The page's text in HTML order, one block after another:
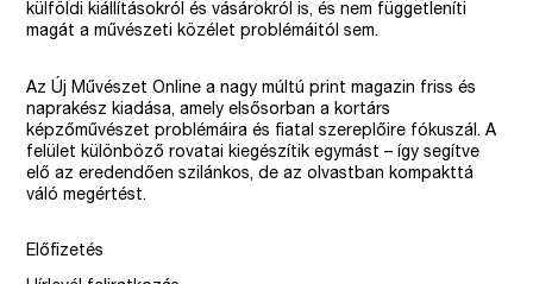
külföldi kiállításokról és vásárokról is, és nem függetleníti
magát a művészeti közélet problémáitól sem.
Az Új Művészet Online a nagy múltú print magazin friss és
naprakész kiadása, amely elsősorban a kortárs
képzőművészet problémáira és fiatal szereplőire fókuszál. A
felület különböző rovatai kiegészítik egymást – így segítve
elő az eredendően szilánkos, de az olvastban kompakttá
váló megértést.
Előfizetés